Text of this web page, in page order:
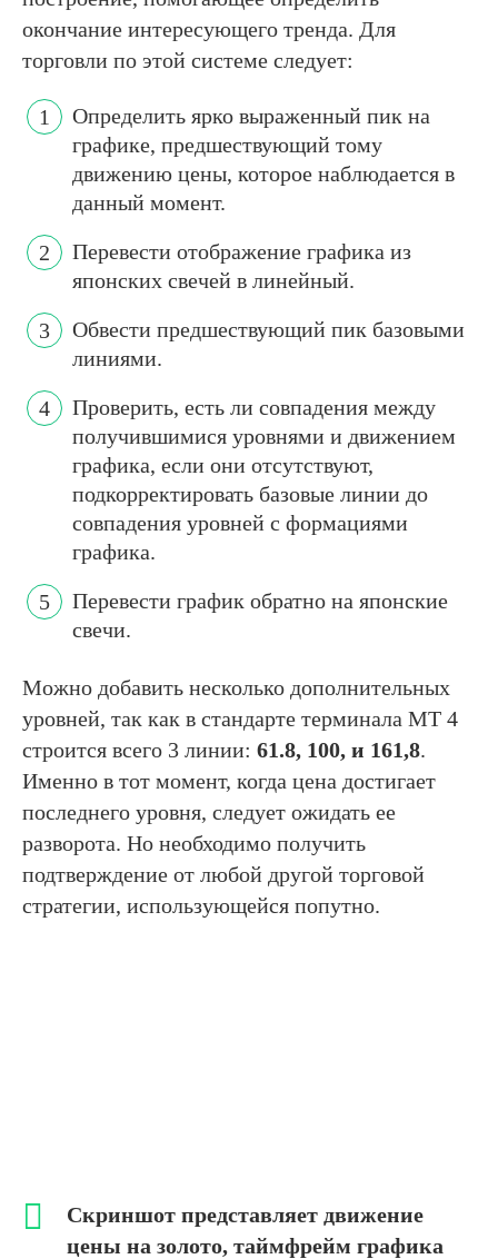
окончание интересующего тренда. Для
торговли по этой системе следует:
Определить ярко выраженный пик на
графике, предшествующий тому
движению цены, которое наблюдается в
данный момент.
Перевести отображение графика из
японских свечей в линейный.
Обвести предшествующий пик базовыми
линиями.
Проверить, есть ли совпадения между
получившимися уровнями и движением
графика, если они отсутствуют,
подкорректировать базовые линии до
совпадения уровней с формациями
графика.
Перевести график обратно на японские
свечи.
Можно добавить несколько дополнительных
уровней, так как в стандарте терминала МТ 4
строится всего 3 линии: 61.8, 100, и 161,8.
Именно в тот момент, когда цена достигает
последнего уровня, следует ожидать ее
разворота. Но необходимо получить
подтверждение от любой другой торговой
стратегии, использующейся попутно.
Скриншот представляет движение
цены на золото, таймфрейм графика